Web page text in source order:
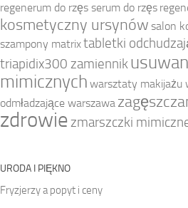
regenerum do rzęs serum do rzęs
kosmetyczny ursynów salon
szampony matrixtabletki
triapidix300 zamiennik
mimicznych warsztaty makijażu
odmładzające warszawa
zdrowiezmarszczki
URODA I PIĘKNO
Fryzjerzy a popyt i ceny